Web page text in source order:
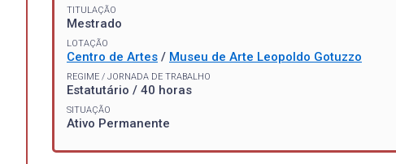
TITULAÇÃO
Mestrado
LOTAÇÃO
Centro de Artes / Museu de Arte Leopoldo Gotuzzo
REGIME / JORNADA DE TRABALHO
Estatutário / 40 horas
SITUAÇÃO
Ativo Permanente